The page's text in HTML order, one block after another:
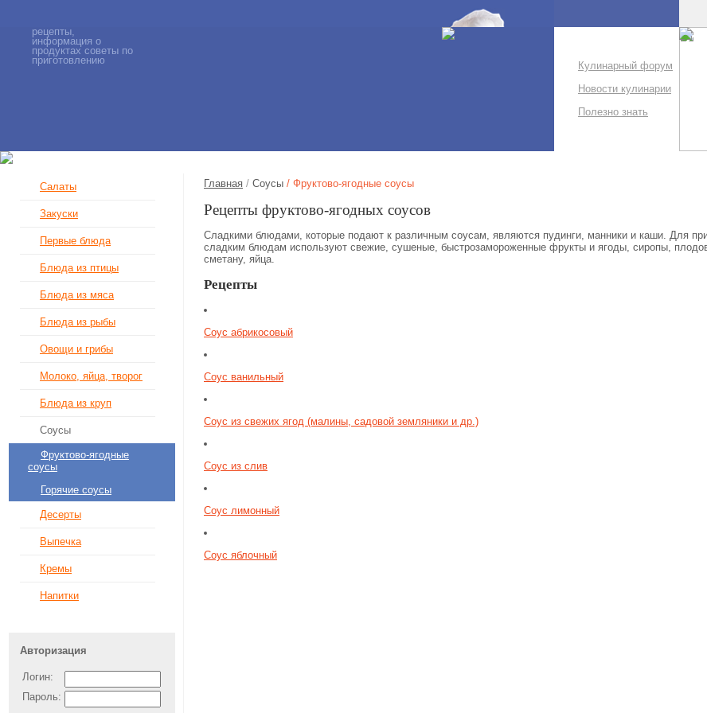
рецепты,
информация о
продуктах советы по
приготовлению
Кулинарный форум
Новости кулинарии
Полезно знать
Салаты
Закуски
Первые блюда
Блюда из птицы
Блюда из мяса
Блюда из рыбы
Овощи и грибы
Молоко, яйца, творог
Блюда из круп
Соусы
Фруктово-ягодные
соусы
Горячие соусы
Десерты
Выпечка
Кремы
Напитки
Авторизация
Логин:
Пароль:
Главная / Соусы / Фруктово-ягодные соусы
Рецепты фруктово-ягодных соусов
Сладкими блюдами, которые подают к различным соусам, являются пудинги, манники и каши. Для
сладким блюдам используют свежие, сушеные, быстрозамороженные фрукты и ягоды, сиропы,
сметану, яйца.
Рецепты
Соус абрикосовый
Соус ванильный
Соус из свежих ягод (малины, садовой земляники и др.)
Соус из слив
Соус лимонный
Соус яблочный